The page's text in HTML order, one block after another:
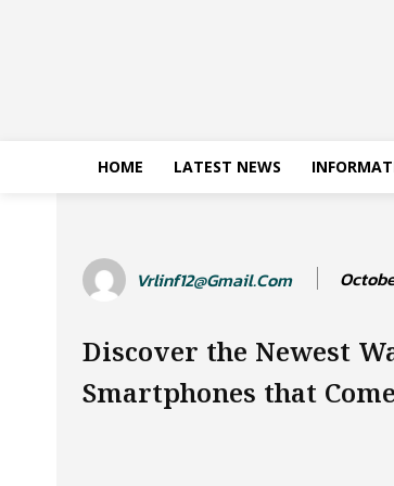
HOME LATEST NEWS
Vrlinf12@gmail.com
Discover the Newest
Smartphones that